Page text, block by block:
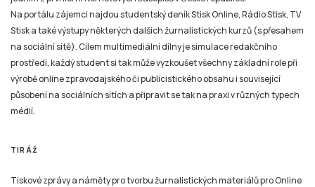
Na portálu zájemci najdou studentský deník Stisk Online, Rádio Stisk, TV
Stisk a také výstupy některých dalších žurnalistických kurzů (s přesahem
na sociální sítě). Cílem multimediální dílny je simulace redakčního
prostředí, každý student si tak může vyzkoušet všechny základní role při
výrobě online zpravodajského či publicistického obsahu i související
působení na sociálních sítích a připravit se tak na praxi v různých typech
médií.
TIRÁŽ
Tiskové zprávy a náměty pro tvorbu žurnalistických materiálů pro Online